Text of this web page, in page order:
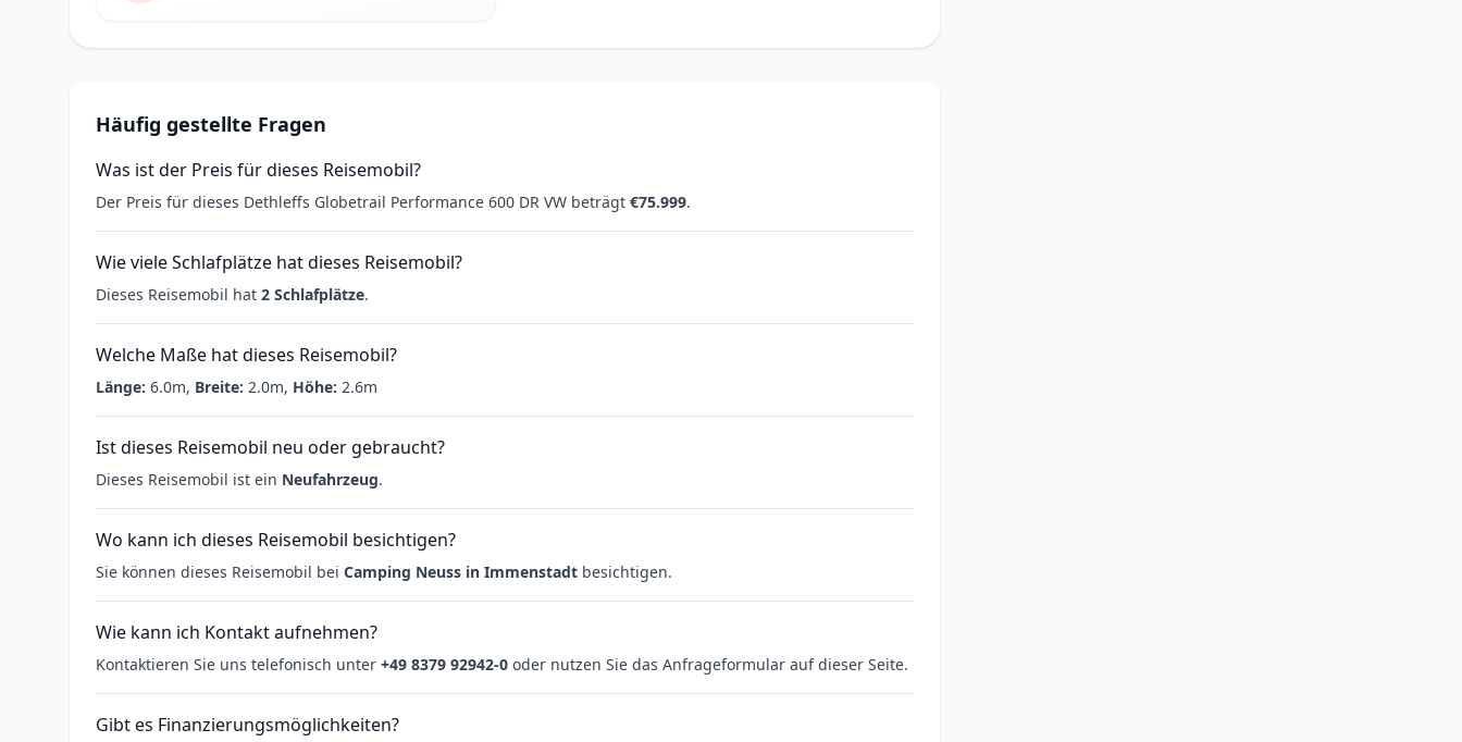
Häufig gestellte Fragen
Was ist der Preis für dieses Reisemobil?
Der Preis für dieses Dethleffs Globetrail Performance 600 DR VW beträgt €75.999.
Wie viele Schlafplätze hat dieses Reisemobil?
Dieses Reisemobil hat 2 Schlafplätze.
Welche Maße hat dieses Reisemobil?
Länge: 6.0m, Breite: 2.0m, Höhe: 2.6m
Ist dieses Reisemobil neu oder gebraucht?
Dieses Reisemobil ist ein Neufahrzeug.
Wo kann ich dieses Reisemobil besichtigen?
Sie können dieses Reisemobil bei Camping Neuss in Immenstadt besichtigen.
Wie kann ich Kontakt aufnehmen?
Kontaktieren Sie uns telefonisch unter +49 8379 92942-0 oder nutzen Sie das Anfrageformular auf dieser Seite.
Gibt es Finanzierungsmöglichkeiten?